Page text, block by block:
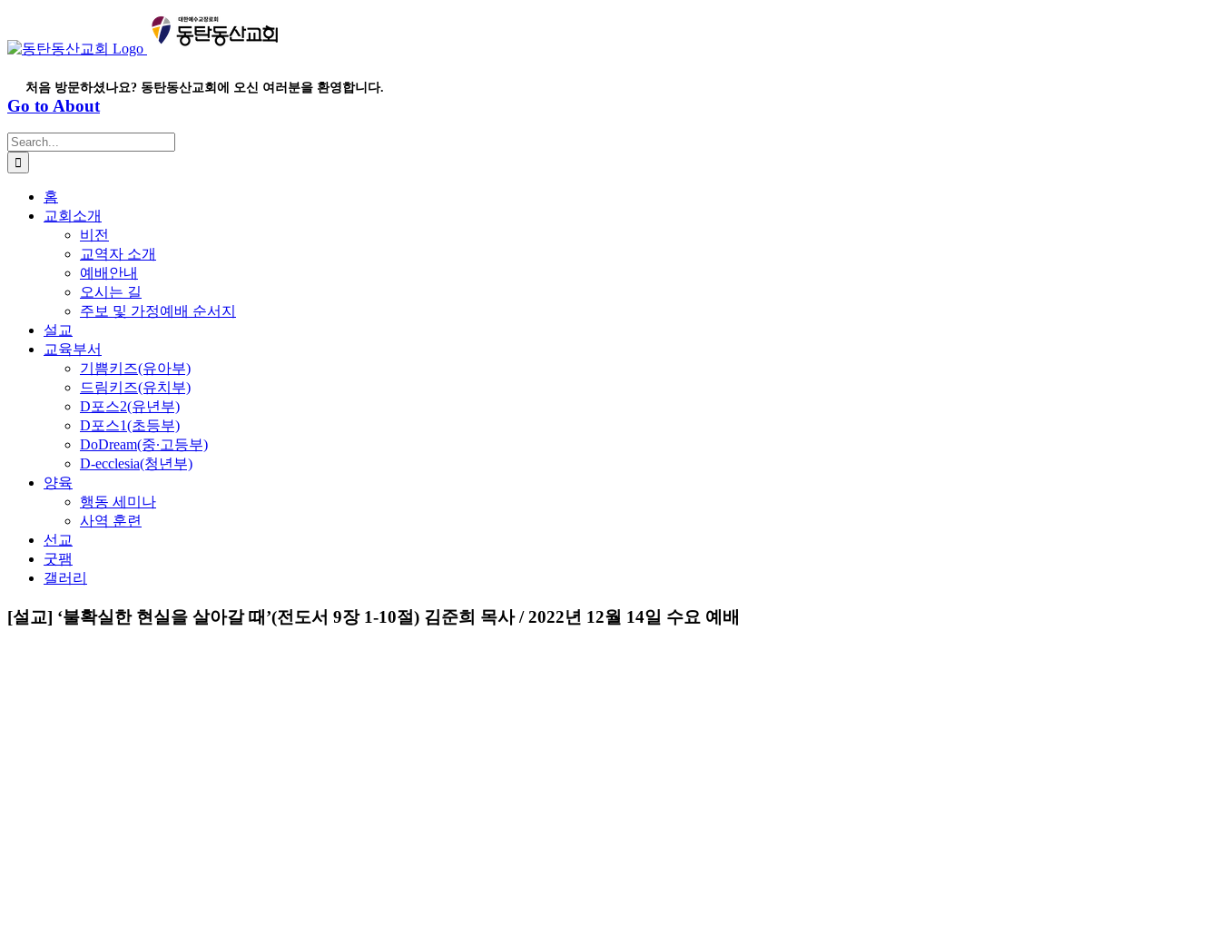
content
처음 방문하셨나요? 동탄동산교회에 오신 여러분을 환영합니다.
Go to About
Search
for:
홈
교회소개
비전
교역자 소개
예배안내
오시는 길
주보 및 가정예배 순서지
설교
교육부서
기쁨키즈(유아부)
드림키즈(유치부)
D포스2(유년부)
D포스1(초등부)
DoDream(중∙고등부)
D-ecclesia(청년부)
양육
행동 세미나
사역 훈련
선교
굿팸
갤러리
[설교] ‘불확실한 현실을 살아갈 때’(전도서 9장 1-10절) 김준희 목사 / 2022년 12월 14일 수요 예배